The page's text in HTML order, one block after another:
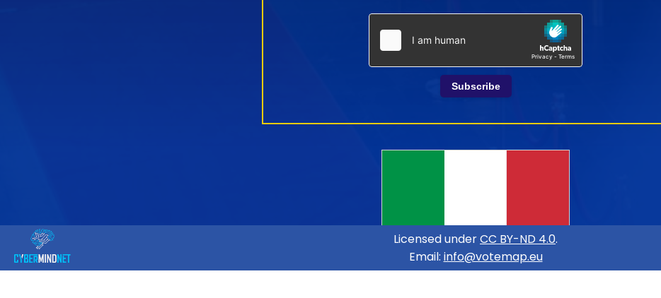
Subscribe
Licensed underCC BY-ND 4.0.
Email: info@votemap.eu